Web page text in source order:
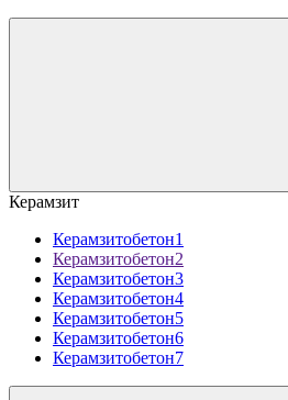
Керамзит
Керамзитобетон1
Керамзитобетон2
Керамзитобетон3
Керамзитобетон4
Керамзитобетон5
Керамзитобетон6
Керамзитобетон7